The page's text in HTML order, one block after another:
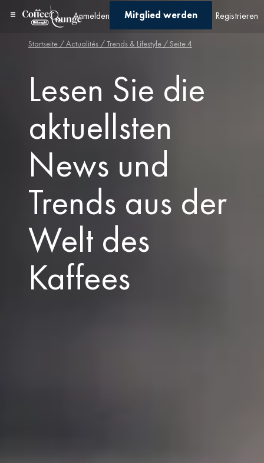
Anmelden Mitglied werden Registrieren
Startseite / Actualités /Trends & Lifestyle / Seite 4
Lesen Sie die
aktuellsten
News und
Trends aus der
Welt des
Kaffees